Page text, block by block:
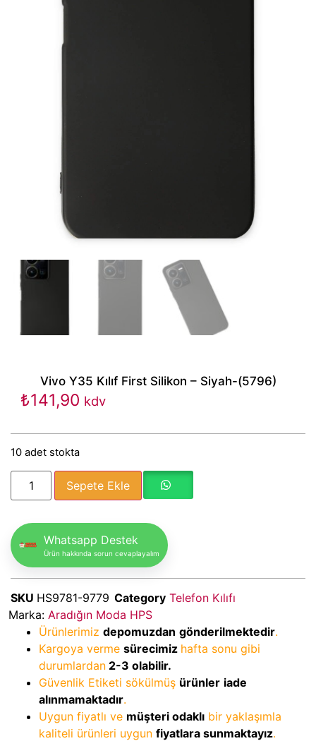
Vivo Y35 Kılıf First Silikon – Siyah-(5796)
₺141,90 kdv
10 adet stokta
Sepete Ekle
Whatsapp Destek
Ürün hakkında sorun cevaplayalım
SKU HS9781-9779 Category Telefon Kılıfı
Marka: Aradığın Moda HPS
Ürünlerimiz depomuzdan gönderilmektedir.
Kargoya verme sürecimiz hafta sonu gibi
durumlardan 2-3 olabilir.
Güvenlik Etiketi sökülmüş ürünler iade
alınmamaktadır.
Uygun fiyatlı ve müşteri odaklı bir yaklaşımla
kaliteli ürünleri uygun fiyatlara sunmaktayız.